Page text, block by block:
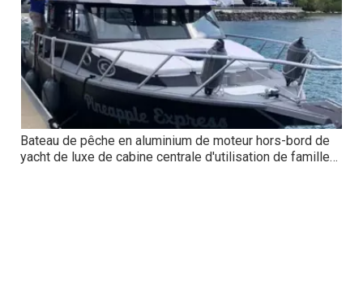
Bateau de pêche en aluminium de moteur hors-bord de
yacht de luxe de cabine centrale d'utilisation de famille